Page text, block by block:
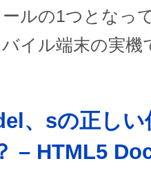
ルの1つとなっ
イル端末の実機
、sの正しい
– HTML5